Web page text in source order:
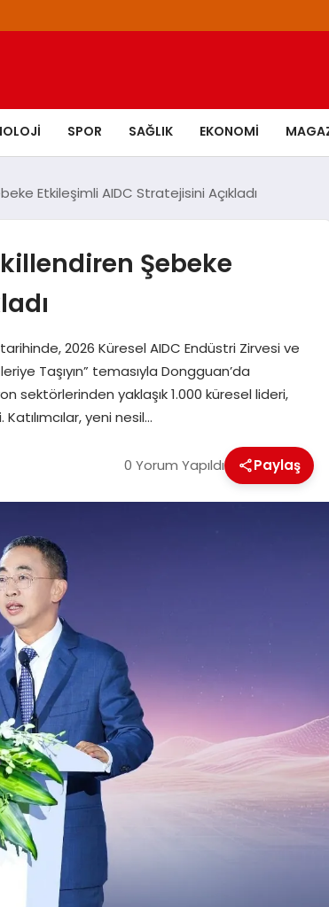
SPOR SAĞLIK EKONOMI
Etkileşimli AIDC Stratejisini Açıkladı
Şebeke
2026 Küresel AIDC Endüstri Zirvesi ve
Taşıyın” temasıyla Dongguan’da
sektörlerinden yaklaşık 1.000 küresel lideri,
yeni nesil…
0 Yorum Yapıldı Paylaş